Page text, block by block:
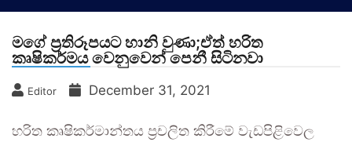
මගේ ප්‍රතිරූපයට හානි වුණා;ඒත් හරිත
කෘෂිකර්මය වෙනුවෙන් පෙනී සිටිනවා
Editor December 31, 2021
හරිත කෘෂිකර්මාන්තය ප්‍රචලිත කිරීමේ වැඩපිළිවෙල